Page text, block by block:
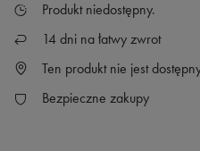
Produkt niedostępny
14 dni na łatwy zwrot
Ten produkt nie jest
Bezpieczne zakupy